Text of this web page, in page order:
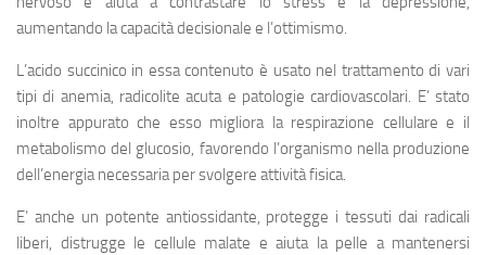
aumentando la capacità decisionale e l’ottimismo.
L’acido succinico in essa contenuto è usato nel trattamento di vari
tipi di anemia, radicolite acuta e patologie cardiovascolari. E’ stato
inoltre appurato che esso migliora la respirazione cellulare e il
metabolismo del glucosio, favorendo l’organismo nella produzione
dell’energia necessaria per svolgere attività fisica.
E’ anche un potente antiossidante, protegge i tessuti dai radicali
liberi, distrugge le cellule malate e aiuta la pelle a mantenersi